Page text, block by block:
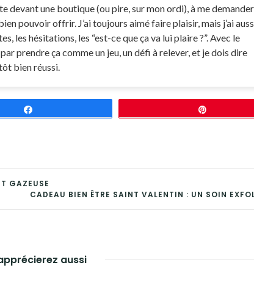
devant une boutique (ou pire, sur mon ordi), à me demander
pouvoir offrir. J’ai toujours aimé faire plaisir, mais j’ai
les hésitations, les “est-ce que ça va lui plaire ?”. Avec le
prendre ça comme un jeu, un défi à relever, et je dois dire
bien réussi.
GAZEUSE
CADEAU BIEN ÊTRE SAINT VALENTIN : UN SOIN
aussi